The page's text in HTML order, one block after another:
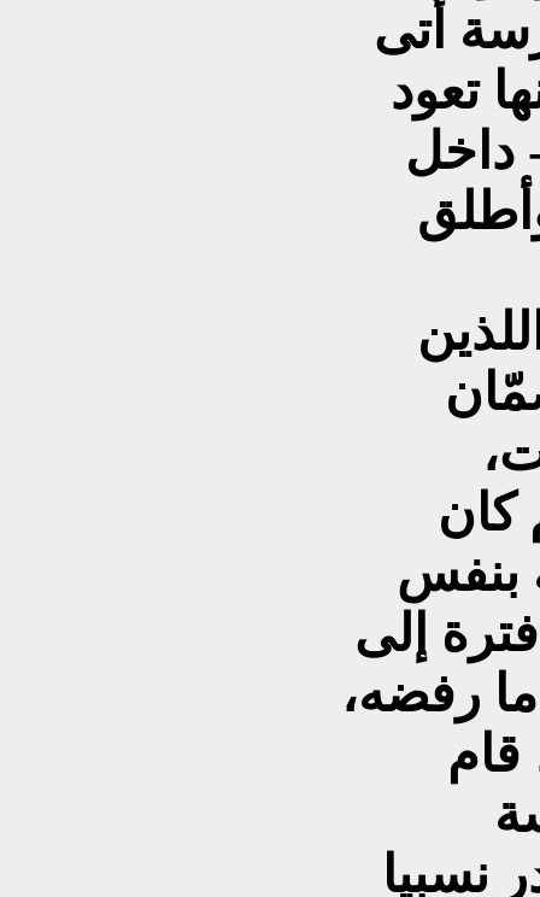
أتى
تعود
داخل
سنوات،
كان
بنفس
إلى
رفضه،
قام
نسبيا